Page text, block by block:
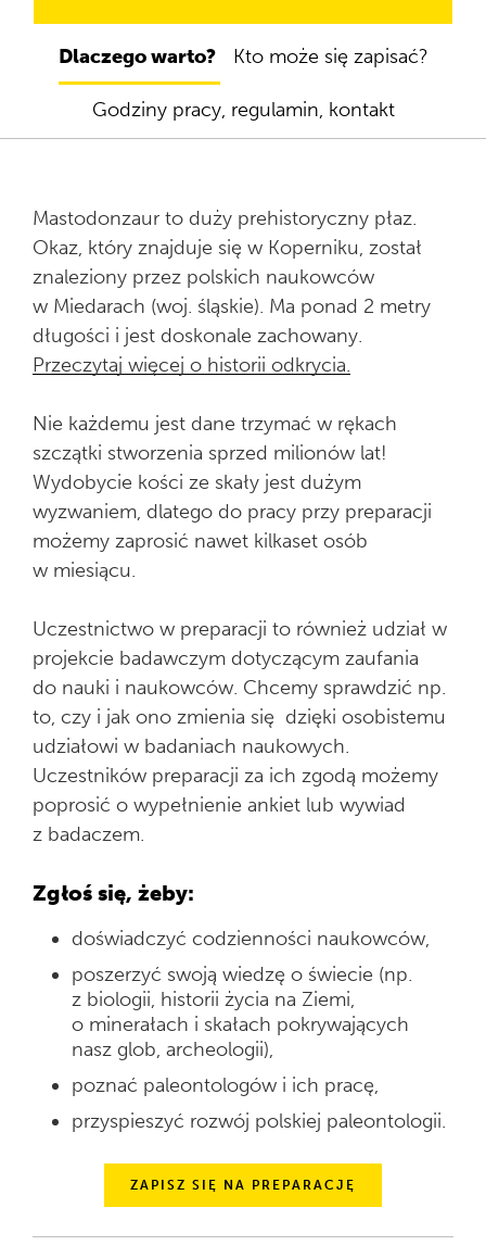
przechodzenia
Dlaczego warto? Kto może się zapisać?
Godziny pracy, regulamin, kontakt
Mastodonzaur to duży prehistoryczny płaz.
Okaz, który znajduje się w Koperniku, został
znaleziony przez polskich naukowców
w Miedarach (woj. śląskie). Ma ponad 2 metry
długości i jest doskonale zachowany.
Przeczytaj więcej o historii odkrycia.
Nie każdemu jest dane trzymać w rękach
szczątki stworzenia sprzed milionów lat!
Wydobycie kości ze skały jest dużym
wyzwaniem, dlatego do pracy przy preparacji
możemy zaprosić nawet kilkaset osób
w miesiącu.
Uczestnictwo w preparacji to również udział w
projekcie badawczym dotyczącym zaufania
do nauki i naukowców. Chcemy sprawdzić np.
to, czy i jak ono zmienia się dzięki osobistemu
udziałowi w badaniach naukowych.
Uczestników preparacji za ich zgodą możemy
poprosić o wypełnienie ankiet lub wywiad
z badaczem.
Zgłoś się, żeby:
doświadczyć codzienności naukowców,
poszerzyć swoją wiedzę o świecie (np.
z biologii, historii życia na Ziemi,
o minerałach i skałach pokrywających
nasz glob, archeologii),
poznać paleontologów i ich pracę,
przyspieszyć rozwój polskiej paleontologii.
ZAPISZ SIĘ NA PREPARACJĘ